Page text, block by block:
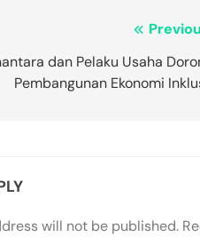
dan Pelaku Usaha
Pembangunan Ekonomi
will not be published.